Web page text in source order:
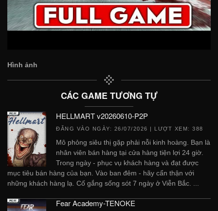
Hình ảnh
CÁC GAME TƯƠNG TỰ
HELLMART v20260610-P2P
ĐĂNG VÀO NGÀY: 26/07/2026 | LƯỢT XEM: 388
Mô phỏng siêu thị gặp phải nỗi kinh hoàng. Bạn là
nhân viên bán hàng tại cửa hàng tiện lợi 24 giờ.
Trong ngày - phục vụ khách hàng và đạt được
mục tiêu bán hàng của bạn. Vào ban đêm - hãy cẩn thận với
những khách hàng lạ. Cố gắng sống sót 7 ngày ở Viễn Bắc. ...
Fear Academy-TENOKE